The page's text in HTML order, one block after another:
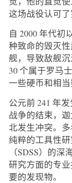
这场战役认可了
自 2000 年代初
种致命的毁灭
舰，导致敌舰
30 个属于罗马
一些硬币和相当
公元前 241 年
战争的结束，
北发生冲突。
纯粹的工具性
（SDSS）的
研究方面的专
要的发现物。